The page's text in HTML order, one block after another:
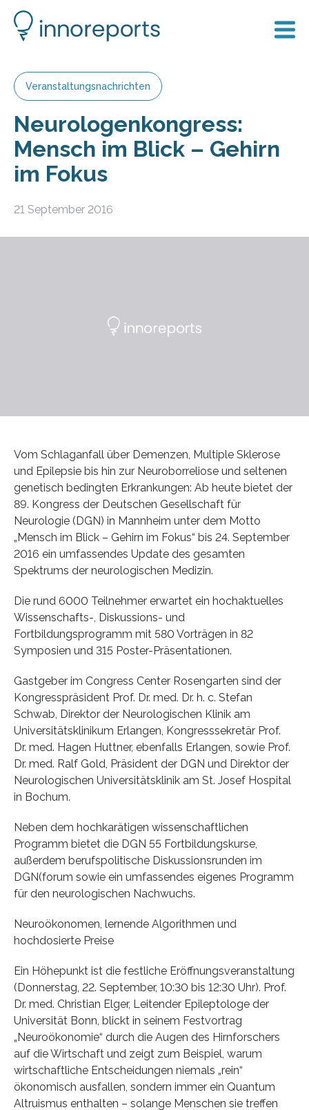
Veranstaltungsnachrichten
Neurologenkongress:
Mensch im Blick – Gehirn
im Fokus
21 September 2016
Vom Schlaganfall über Demenzen, Multiple Sklerose
und Epilepsie bis hin zur Neuroborreliose und seltenen
genetisch bedingten Erkrankungen: Ab heute bietet der
89. Kongress der Deutschen Gesellschaft für
Neurologie (DGN) in Mannheim unter dem Motto
„Mensch im Blick – Gehirn im Fokus“ bis 24. September
2016 ein umfassendes Update des gesamten
Spektrums der neurologischen Medizin.
Die rund 6000 Teilnehmer erwartet ein hochaktuelles
Wissenschafts-, Diskussions- und
Fortbildungsprogramm mit 580 Vorträgen in 82
Symposien und 315 Poster-Präsentationen.
Gastgeber im Congress Center Rosengarten sind der
Kongresspräsident Prof. Dr. med. Dr. h. c. Stefan
Schwab, Direktor der Neurologischen Klinik am
Universitätsklinikum Erlangen, Kongresssekretär Prof.
Dr. med. Hagen Huttner, ebenfalls Erlangen, sowie Prof.
Dr. med. Ralf Gold, Präsident der DGN und Direktor der
Neurologischen Universitätsklinik am St. Josef Hospital
in Bochum.
Neben dem hochkarätigen wissenschaftlichen
Programm bietet die DGN 55 Fortbildungskurse,
außerdem berufspolitische Diskussionsrunden im
DGN(forum sowie ein umfassendes eigenes Programm
für den neurologischen Nachwuchs.
Neuroökonomen, lernende Algorithmen und
hochdosierte Preise
Ein Höhepunkt ist die festliche Eröffnungsveranstaltung
(Donnerstag, 22. September, 10:30 bis 12:30 Uhr). Prof.
Dr. med. Christian Elger, Leitender Epileptologe der
Universität Bonn, blickt in seinem Festvortrag
„Neuroökonomie“ durch die Augen des Hirnforschers
auf die Wirtschaft und zeigt zum Beispiel, warum
wirtschaftliche Entscheidungen niemals „rein“
ökonomisch ausfallen, sondern immer ein Quantum
Altruismus enthalten – solange Menschen sie treffen